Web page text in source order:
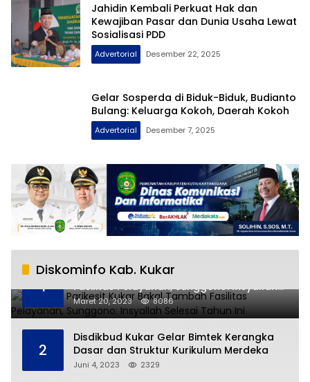
Jahidin Kembali Perkuat Hak dan
Kewajiban Pasar dan Dunia Usaha Lewat
Sosialisasi PDD
Advertorial Desember 22, 2025
Gelar Sosperda di Biduk-Biduk, Budianto
Bulang: Keluarga Kokoh, Daerah Kokoh
Advertorial Desember 7, 2025
Diskominfo Kab. Kukar
1
RSUD AM Parikesit Kukar Bakal Tambah
Fasilitas Pelayanan, Sunggono: Insyallah
Selesai Tahun Ini
Maret 20, 2023 8086
2
Disdikbud Kukar Gelar Bimtek Kerangka
Dasar dan Struktur Kurikulum Merdeka
Juni 4, 2023 2329